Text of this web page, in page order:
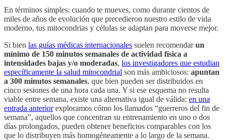
En términos simples: cuando te mueves, como durante cientos de
miles de años de evolución que precedieron nuestro estilo de vida
moderno, tus mitocondrias y células se adaptan para moverse mejor.
Si bien las guías médicas internacionales suelen recomendarun
mínimo de 150 minutos semanales de actividad física a
intensidades bajas y/o moderadas, los investigadores que estudian
específicamente la salud mitocondrial son más ambiciosos: apuntan
a 300 minutos semanales, que bien pueden ser distribuidos en
cinco sesiones de una hora cada una. Y si ese esquema no resulta
viable entre semana, existe una alternativa igual de válida: en una
entrada anteriorexploramos cómo los llamados “guerreros del fin de
semana”, aquellos que concentran su entrenamiento en uno o dos
días prolongados, pueden obtener beneficios comparables con los
que lo distribuyen más homogéneamente a lo largo de la semana.